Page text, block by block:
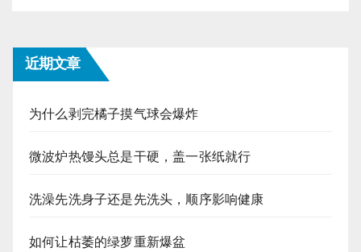
近期文章
为什么剥完橘子摸气球会爆炸
微波炉热馒头总是干硬，盖一张纸就行
洗澡先洗身子还是先洗头，顺序影响健康
如何让枯萎的绿萝重新爆盆